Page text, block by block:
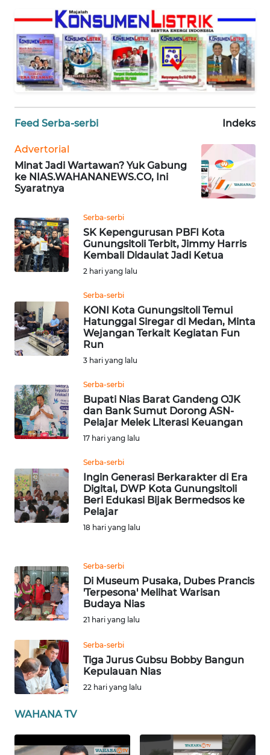
Feed Serba-serbi Indeks
Advertorial
Minat Jadi Wartawan? Yuk Gabung
ke NIAS.WAHANANEWS.CO, Ini
Syaratnya
Serba-serbi
SK Kepengurusan PBFI Kota
Gunungsitoli Terbit, Jimmy Harris
Kembali Didaulat Jadi Ketua
2 hari yang lalu
Serba-serbi
KONI Kota Gunungsitoli Temui
Hatunggal Siregar di Medan, Minta
Wejangan Terkait Kegiatan Fun
Run
3 hari yang lalu
Serba-serbi
Bupati Nias Barat Gandeng OJK
dan Bank Sumut Dorong ASN-
Pelajar Melek Literasi Keuangan
17 hari yang lalu
Serba-serbi
Ingin Generasi Berkarakter di Era
Digital, DWP Kota Gunungsitoli
Beri Edukasi Bijak Bermedsos ke
Pelajar
18 hari yang lalu
Serba-serbi
Di Museum Pusaka, Dubes Prancis
'Terpesona' Melihat Warisan
Budaya Nias
21 hari yang lalu
Serba-serbi
Tiga Jurus Gubsu Bobby Bangun
Kepulauan Nias
22 hari yang lalu
WAHANA TV
WN
JABAR
WN
BANTEN
NTT
WN
KEPRI
PAPUA
WN
PAPUA
BARAT
WN
RIAU
WN
WN
JAMBI
WN
WN
NTB
WN
SULBAR
WN
WN
SUMBAR
WN
SUMSEL